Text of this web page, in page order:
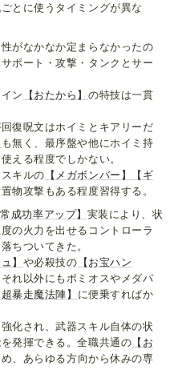
とに使うタイミングが異な
がなかなか定まらなかったの
ポート・攻撃・タンクとサー
ン
【おたから】の特技は一貫
復呪文はホイミとキアリーだ
も無く、最序盤や他にホイミ持
える程度でしかない。
キルの 【メガボンバー】
【ギ
物攻撃もある程度習得する。
成功率アップ】 実装により、状
の火力を出せるコントローラ
ちついてきた。
】 や必殺技の 【お宝ハン
れ以外にもボミオスやメダパ
超暴走魔法陣】 に便乗すればか
化され、武器スキル自体の状
発揮できる。全職共通の 【お
、あらゆる方向から休みの専